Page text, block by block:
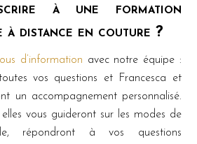
à une formation
distance en couture ?
d’information avec notre équipe :
vos questions et Francesca et
un accompagnement personnalisé.
vous guideront sur les modes de
répondront à vos questions